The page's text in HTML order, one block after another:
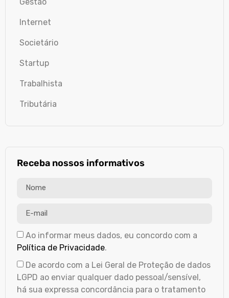
Internet
Societário
Startup
Trabalhista
Tributária
Receba nossos informativos
Ao informar meus dados, eu concordo com a
Política de Privacidade.
De acordo com a Lei Geral de Proteção de dados
LGPD ao enviar qualquer dado pessoal/sensível,
há sua expressa concordância para o tratamento